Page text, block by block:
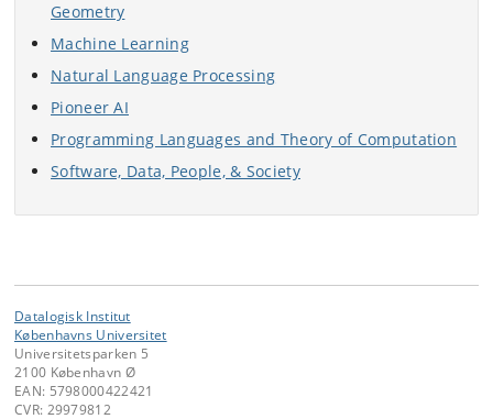
Geometry
Machine Learning
Natural Language Processing
Pioneer AI
Programming Languages and Theory of Computation
Software, Data, People, & Society
Datalogisk Institut
Københavns Universitet
Universitetsparken 5
2100 København Ø
EAN: 5798000422421
CVR: 29979812